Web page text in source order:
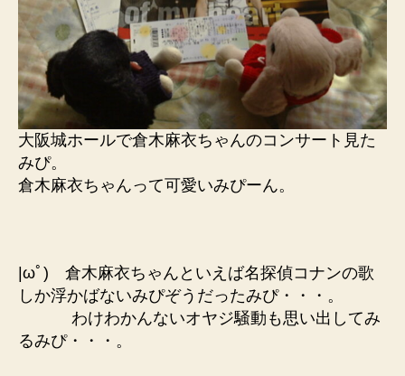
大阪城ホールで倉木麻衣ちゃんのコンサート見た
みぴ。
倉木麻衣ちゃんって可愛いみぴーん。
|ωﾟ) 倉木麻衣ちゃんといえば名探偵コナンの歌
しか浮かばないみぴぞうだったみぴ・・・。
わけわかんないオヤジ騒動も思い出してみ
るみぴ・・・。